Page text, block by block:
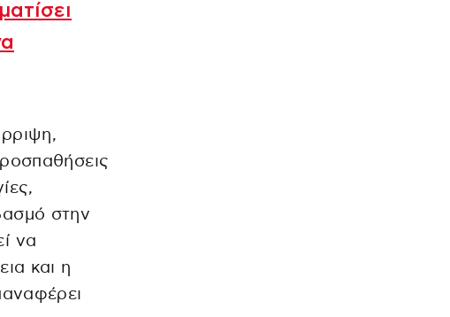
στην
να
και η